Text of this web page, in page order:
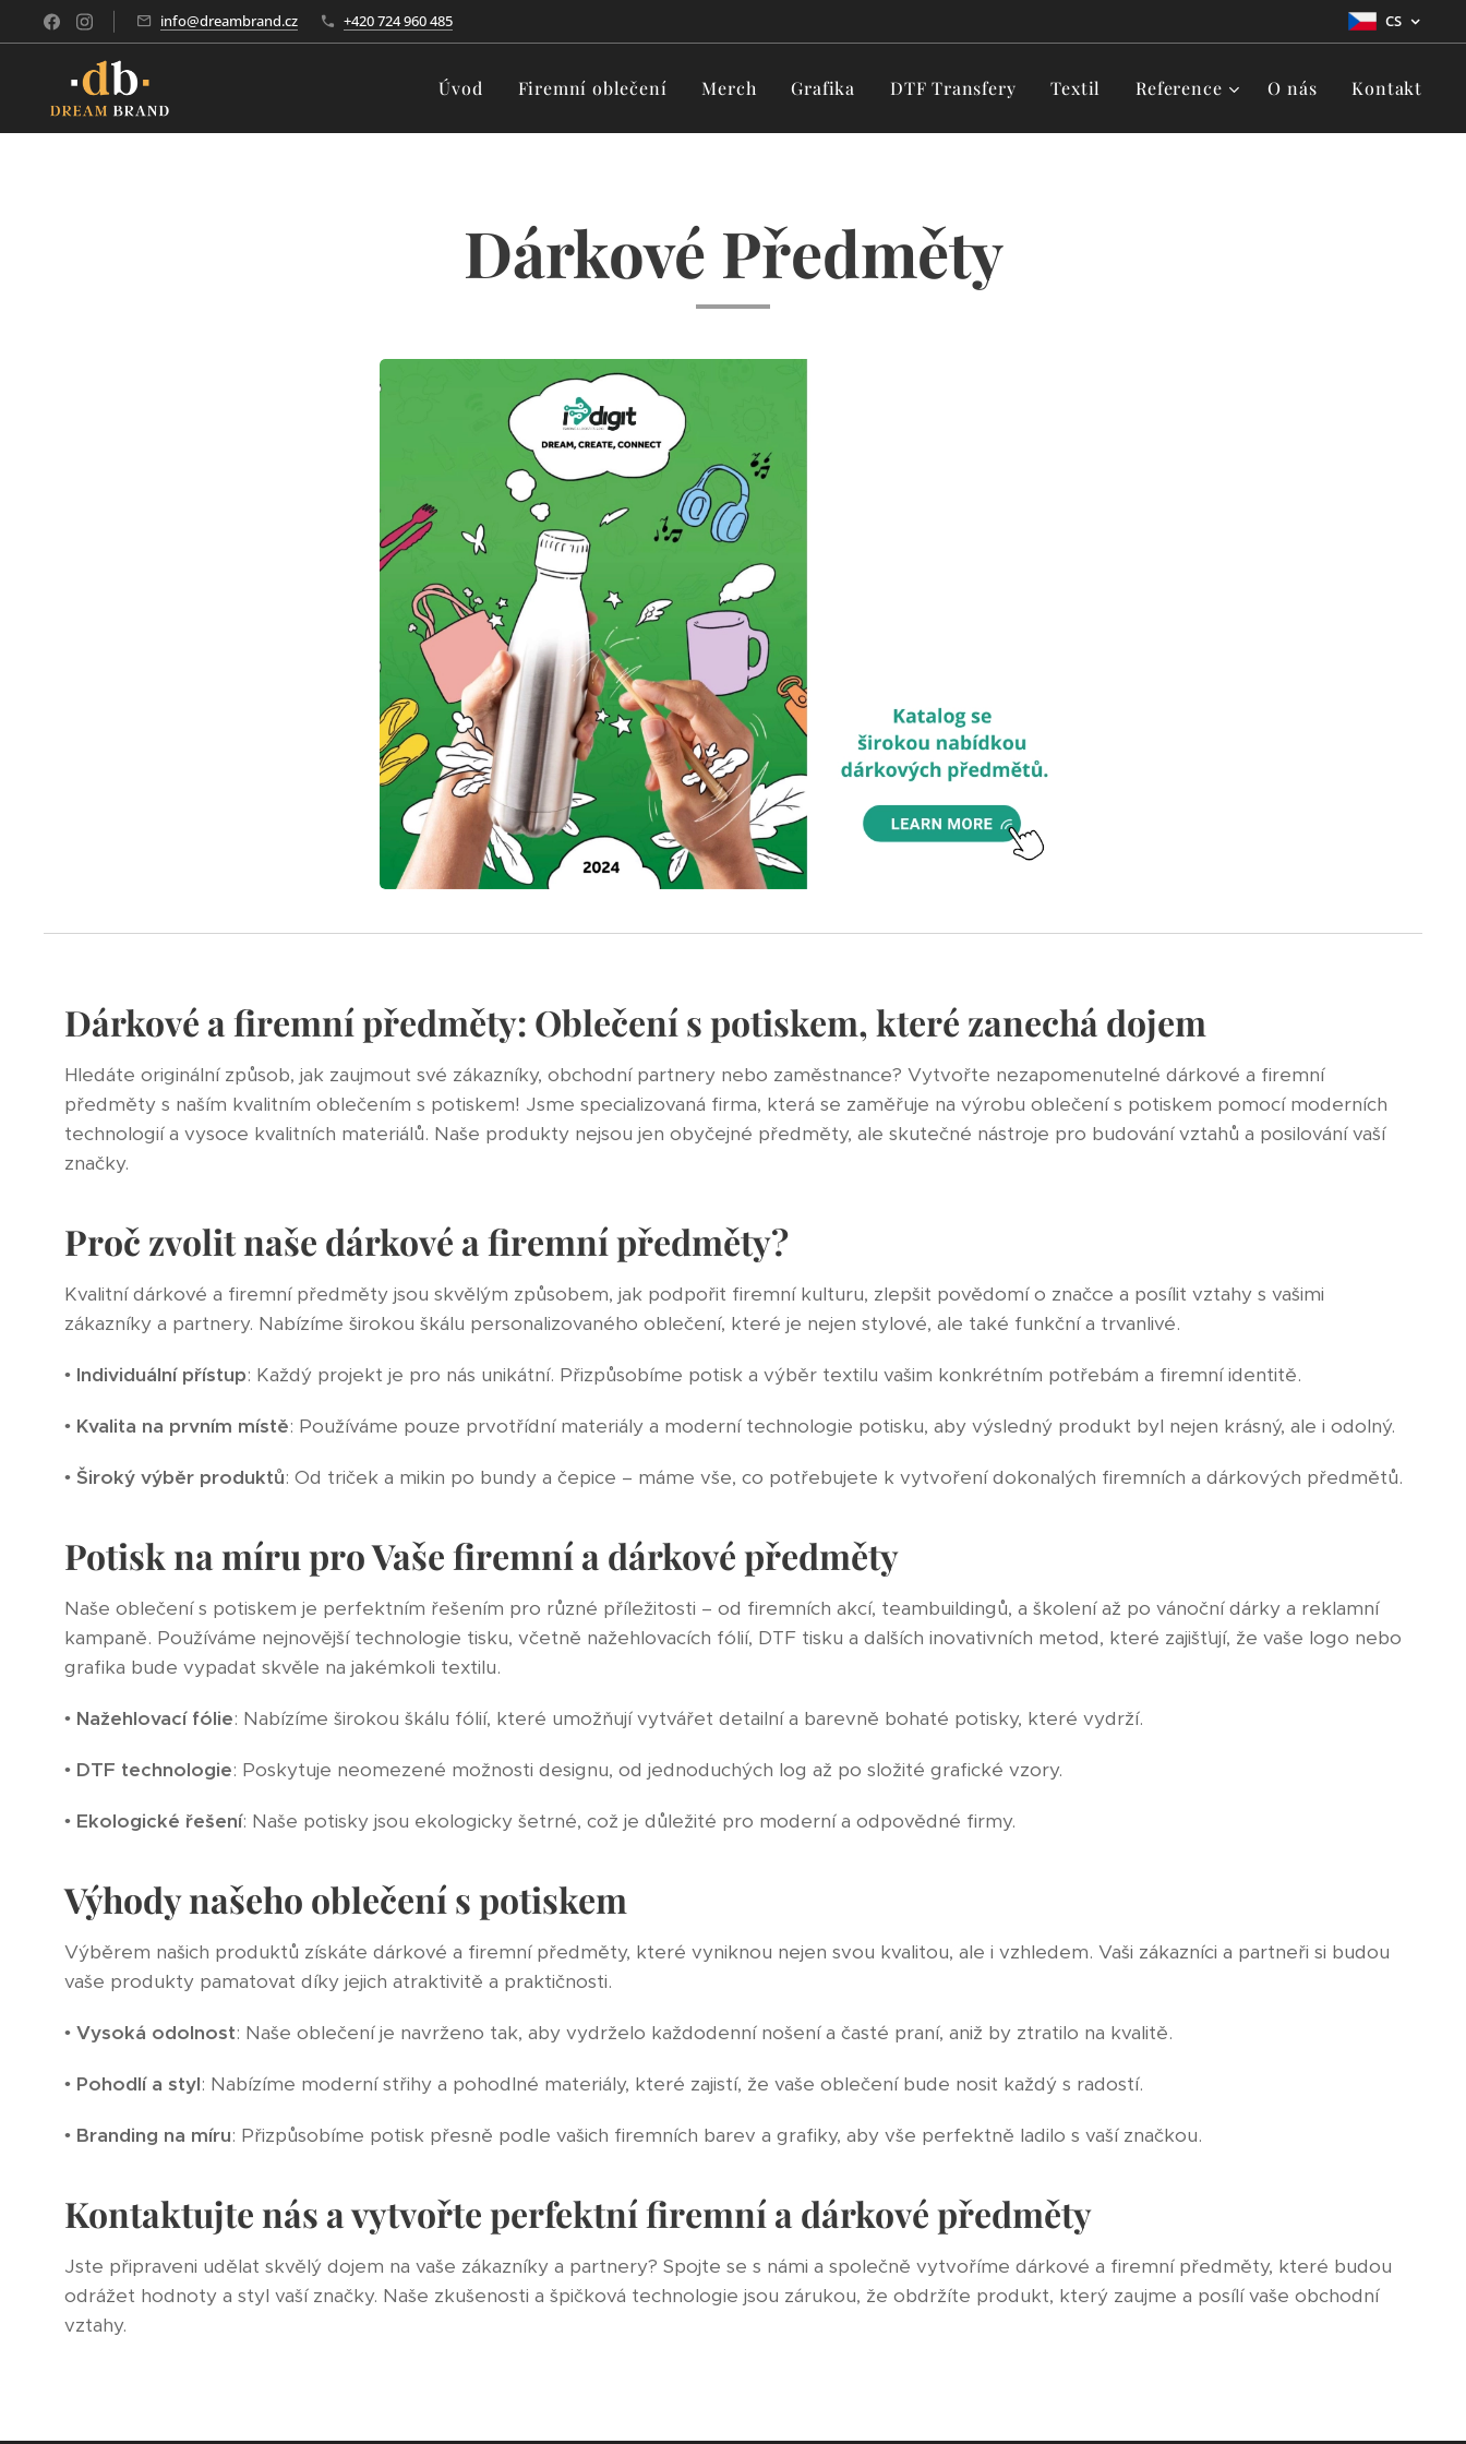
info@dreambrand.cz +420 724 960 485 CS
Úvod Firemní oblečení Merch Grafika DTF Transfery Textil Reference O nás Kontakt
Dárkové Předměty
Dárkové a firemní předměty: Oblečení s potiskem, které zanechá dojem
Hledáte originální způsob, jak zaujmout své zákazníky, obchodní partnery nebo zaměstnance? Vytvořte nezapomenutelné dárkové a firemní
předměty s naším kvalitním oblečením s potiskem! Jsme specializovaná firma, která se zaměřuje na výrobu oblečení s potiskem pomocí moderních
technologií a vysoce kvalitních materiálů. Naše produkty nejsou jen obyčejné předměty, ale skutečné nástroje pro budování vztahů a posilování vaší
značky.
Proč zvolit naše dárkové a firemní předměty?
Kvalitní dárkové a firemní předměty jsou skvělým způsobem, jak podpořit firemní kulturu, zlepšit povědomí o značce a posílit vztahy s vašimi
zákazníky a partnery. Nabízíme širokou škálu personalizovaného oblečení, které je nejen stylové, ale také funkční a trvanlivé.
• Individuální přístup: Každý projekt je pro nás unikátní. Přizpůsobíme potisk a výběr textilu vašim konkrétním potřebám a firemní identitě.
• Kvalita na prvním místě: Používáme pouze prvotřídní materiály a moderní technologie potisku, aby výsledný produkt byl nejen krásný, ale i odolný.
• Široký výběr produktů: Od triček a mikin po bundy a čepice – máme vše, co potřebujete k vytvoření dokonalých firemních a dárkových předmětů.
Potisk na míru pro Vaše firemní a dárkové předměty
Naše oblečení s potiskem je perfektním řešením pro různé příležitosti – od firemních akcí, teambuildingů, a školení až po vánoční dárky a reklamní
kampaně. Používáme nejnovější technologie tisku, včetně nažehlovacích fólií, DTF tisku a dalších inovativních metod, které zajišťují, že vaše logo nebo
grafika bude vypadat skvěle na jakémkoli textilu.
• Nažehlovací fólie: Nabízíme širokou škálu fólií, které umožňují vytvářet detailní a barevně bohaté potisky, které vydrží.
• DTF technologie: Poskytuje neomezené možnosti designu, od jednoduchých log až po složité grafické vzory.
• Ekologické řešení: Naše potisky jsou ekologicky šetrné, což je důležité pro moderní a odpovědné firmy.
Výhody našeho oblečení s potiskem
Výběrem našich produktů získáte dárkové a firemní předměty, které vyniknou nejen svou kvalitou, ale i vzhledem. Vaši zákazníci a partneři si budou
vaše produkty pamatovat díky jejich atraktivitě a praktičnosti.
• Vysoká odolnost: Naše oblečení je navrženo tak, aby vydrželo každodenní nošení a časté praní, aniž by ztratilo na kvalitě.
• Pohodlí a styl: Nabízíme moderní střihy a pohodlné materiály, které zajistí, že vaše oblečení bude nosit každý s radostí.
• Branding na míru: Přizpůsobíme potisk přesně podle vašich firemních barev a grafiky, aby vše perfektně ladilo s vaší značkou.
Kontaktujte nás a vytvořte perfektní firemní a dárkové předměty
Jste připraveni udělat skvělý dojem na vaše zákazníky a partnery? Spojte se s námi a společně vytvoříme dárkové a firemní předměty, které budou
odrážet hodnoty a styl vaší značky. Naše zkušenosti a špičková technologie jsou zárukou, že obdržíte produkt, který zaujme a posílí vaše obchodní
vztahy.